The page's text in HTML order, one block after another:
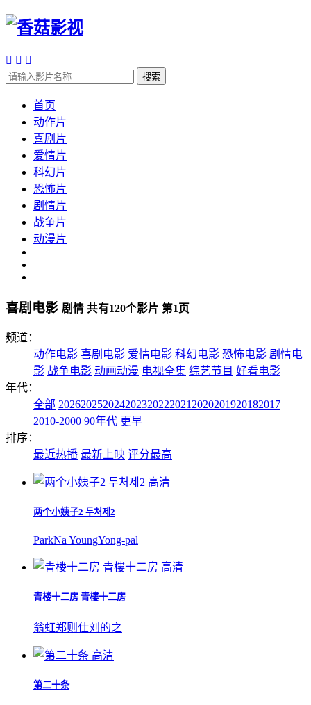
  
搜索
首页
动作片
喜剧片
爱情片
科幻片
恐怖片
剧情片
战争片
动漫片
喜剧电影 剧情 共有120个影片 第1 页
频道：
动作电影 喜剧电影 爱情电影 科幻电影 恐怖电影 剧情电
影 战争电影 动画动漫 电视全集 综艺节目 好看电影
年代：
全部 202620252024202320222021 2020201920182017
2010-2000 90年代 更早
排序：
最近热播 最新上映 评分最高
高清
两个小姨子2 두처제2
ParkNa YoungYong-pal
高清
青楼十二房 青樓十二房
翁虹郑则仕刘的之
高清
第二十条